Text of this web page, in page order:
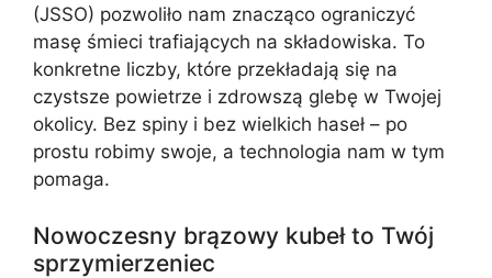
(JSSO) pozwoliło nam znacząco ograniczyć
masę śmieci trafiających na składowiska. To
konkretne liczby, które przekładają się na
czystsze powietrze i zdrowszą glebę w Twojej
okolicy. Bez spiny i bez wielkich haseł – po
prostu robimy swoje, a technologia nam w tym
pomaga.
Nowoczesny brązowy kubeł to Twój
sprzymierzeniec